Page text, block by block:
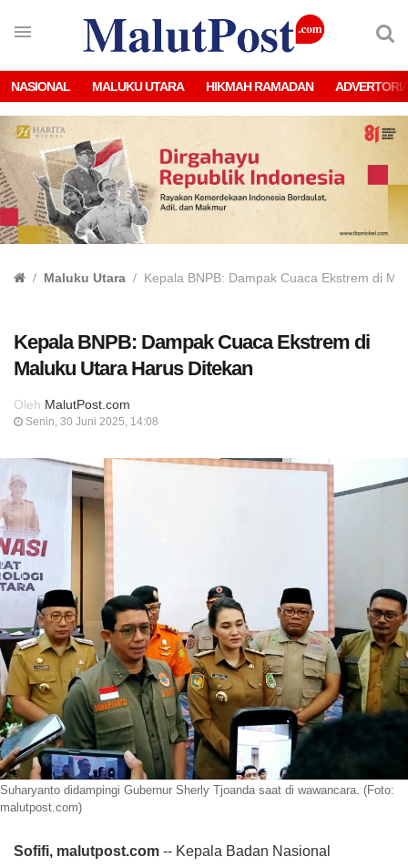
NASIONAL MALUKU UTARA HIKMAH RAMADAN
Maluku Utara Kepala BNPB: Dampak Cuaca Ekstrem di
Kepala BNPB: Dampak Cuaca Ekstrem di
Maluku Utara Harus Ditekan
Oleh MalutPost.com
Senin, 30 Juni 2025, 14:08
Suharyanto didampingi Gubernur Sherly Tjoanda saat di wawancara. (Foto:
malutpost.com)
Sofifi, malutpost.com -- Kepala Badan Nasional